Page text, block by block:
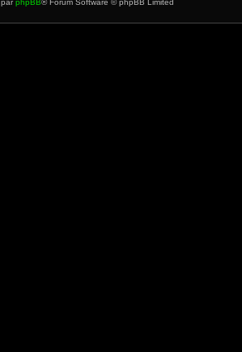
parphpBB® Forum Software © phpBB Limited